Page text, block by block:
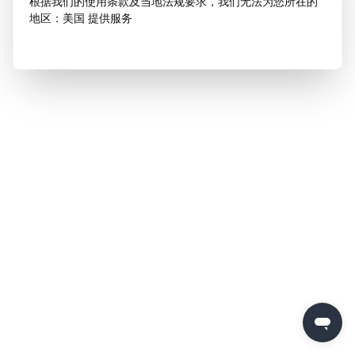
地区：美国 提供服务